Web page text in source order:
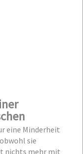
eine Minderheit
sie
nichts mehr mit